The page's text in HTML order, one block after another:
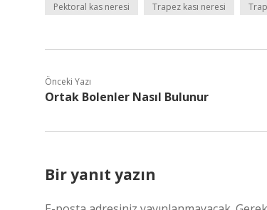
Pektoral kas neresi Trapez kası neresi
Önceki Yazı
Ortak Bolenler Nasıl Bulunur
Bir yanıt yazın